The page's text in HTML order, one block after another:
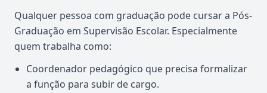
Qualquer pessoa com graduação pode cursar a Pós-
Graduação em Supervisão Escolar. Especialmente
quem trabalha como:
Coordenador pedagógico que precisa formalizar
a função para subir de cargo.